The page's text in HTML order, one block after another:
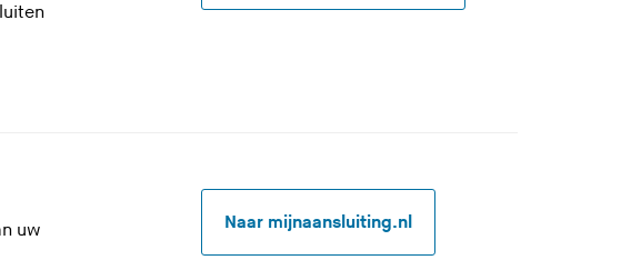
uw
Naar mijnaansluiting.nl(U verlaat deze site)